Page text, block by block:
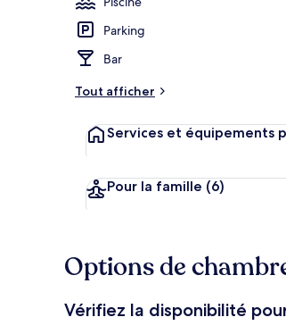
Parking
Bar
Tout afficher
Services et équipements
Pour la famille (6)
Options de
Vérifiez la disponibilité